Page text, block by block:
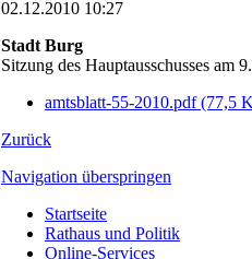
02.12.2010 10:27
Stadt Burg
Sitzung des Hauptausschusses am
amtsblatt-55-2010.pdf(77,5
Zurück
Navigation überspringen
Startseite
Rathaus und Politik
Online-Services